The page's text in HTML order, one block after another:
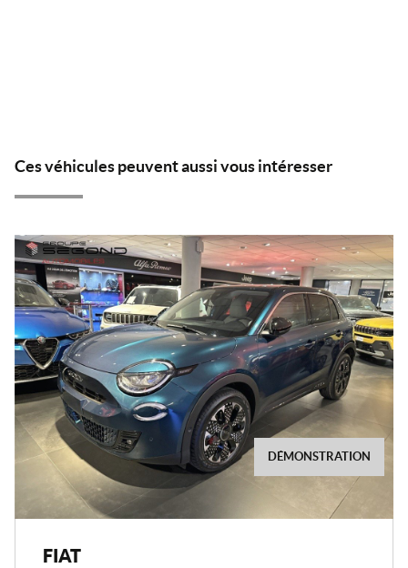
Ces véhicules peuvent aussi vous intéresser
DÉMONSTRATION
FIAT